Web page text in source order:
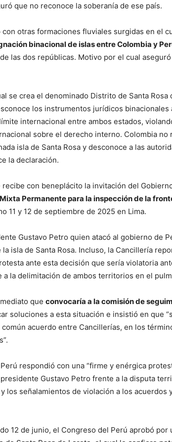
que no reconoce la soberanía de ese país.
otras formaciones fluviales surgidas en el
binacional de islas entre Colombia y
las dos repúblicas. Motivo por el cual
se crea el denominado Distrito de Santa Rosa
los instrumentos jurídicos binacionales
internacional entre ambos estados,
sobre el derecho interno. Colombia no
isla de Santa Rosa y desconoce a las
la declaración.
con beneplácito la invitación del
Permanente para la inspección de la
11 y 12 de septiembre de 2025 en Lima.
Gustavo Petro quien atacó al gobierno de
isla de Santa Rosa. Incluso, la Cancillería
ante esta decisión que sería violatoria
a la delimitación de ambos territorios en el
que convocaría a la comisión de
soluciones a esta situación e insistió en que
acuerdo entre Cancillerías, en los
respondió con una “firme y enérgica
Gustavo Petro frente a la disputa
los señalamientos de violación a los acuerdos
12 de junio, el Congreso del Perú aprobó por